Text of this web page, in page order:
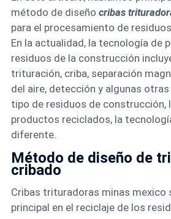
método de diseño cribas
para el procesamiento de
En la actualidad, la tecnología de
residuos de la construcción
trituración, criba, separación
del aire, detección y algunas
tipo de residuos de construcción,
productos reciclados, la
diferente.
Método de diseño de
cribado
Cribas trituradoras minas mexico
principal en el reciclaje de los